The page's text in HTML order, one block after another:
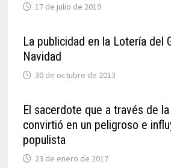
17 de julio de 2019
La publicidad en la Lotería del
Navidad
30 de octubre de 2013
El sacerdote que a través de
convirtió en un peligroso e
populista
23 de enero de 2017